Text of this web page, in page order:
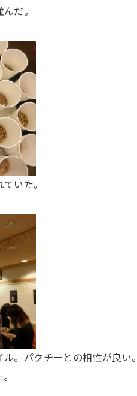
だ。
いた。
。パクチーとの相性が良い。